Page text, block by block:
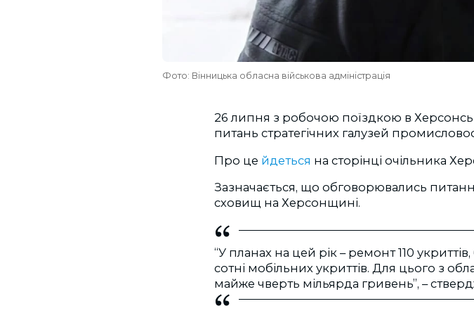
Фото: Вінницька обласна військова адміністрація
26 липня з робочою поїздкою в
питань стратегічних галузей
Про це йдеться на сторінці очільника
Зазначається, що обговорювались
сховищ на Херсонщині.
“У планах на цей рік – ремонт 110
сотні мобільних укриттів. Для цього з
майже чверть мільярда гривень”, –